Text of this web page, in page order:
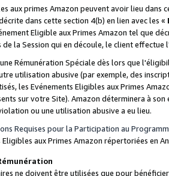
aux primes Amazon peuvent avoir lieu dans
dans cette section 4(b) en lien avec les «
Eligible aux Primes Amazon tel que
de la Session qui en découle, le client
Rémunération Spéciale dès lors que
utilisation abusive (par exemple, des
les Evénements Eligibles aux Primes
sur votre Site). Amazon déterminera à
ou une utilisation abusive a eu lieu.
Requises pour la Participation au
aux Primes Amazon répertoriées en
ne doivent être utilisées que pour